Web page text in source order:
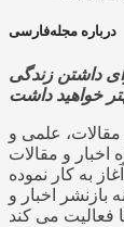
درباره مجله‌فارسی
داشتن زندگی
علمی و
حوزه اخبار و مقالات
به کار نموده
اخبار و